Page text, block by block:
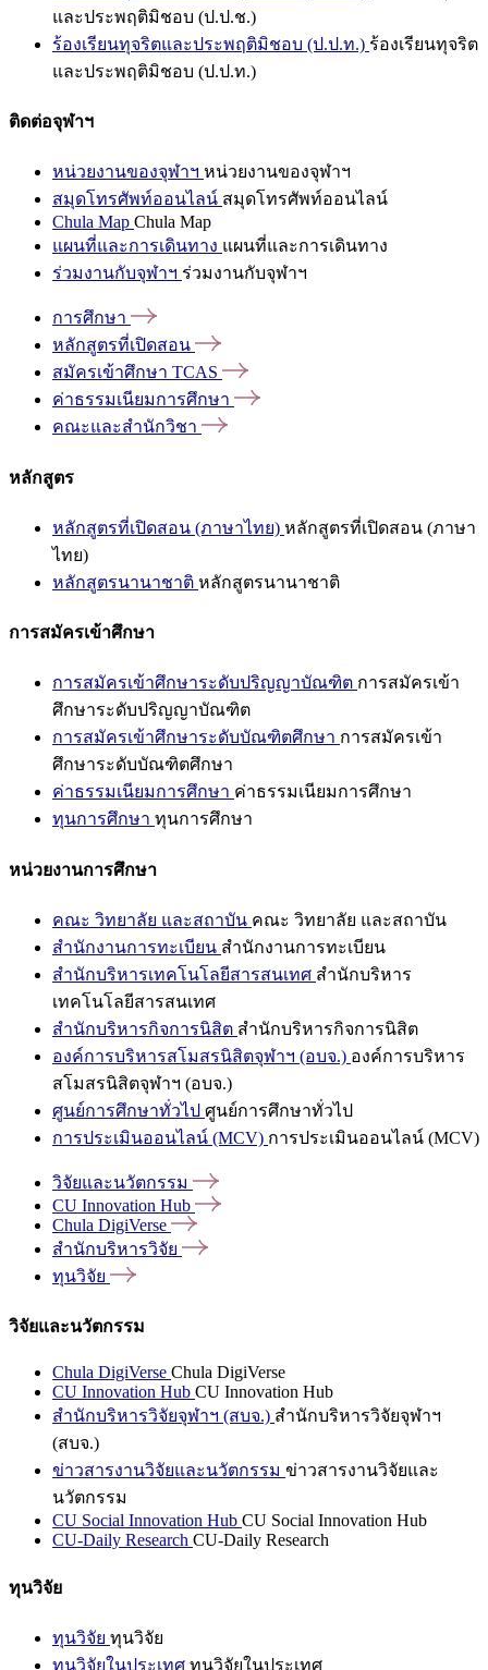
และประพฤติมิชอบ (ป.ป.ช.)
ร้องเรียนทุจริตและประพฤติมิชอบ (ป.ป.ท.) ร้องเรียนทุจริต
และประพฤติมิชอบ (ป.ป.ท.)
ติดต่อจุฬาฯ
หน่วยงานของจุฬาฯ หน่วยงานของจุฬาฯ
สมุดโทรศัพท์ออนไลน์ สมุดโทรศัพท์ออนไลน์
Chula Map Chula Map
แผนที่และการเดินทาง แผนที่และการเดินทาง
ร่วมงานกับจุฬาฯ ร่วมงานกับจุฬาฯ
การศึกษา
หลักสูตรที่เปิดสอน
สมัครเข้าศึกษา TCAS
ค่าธรรมเนียมการศึกษา
คณะและสำนักวิชา
หลักสูตร
หลักสูตรที่เปิดสอน (ภาษาไทย) หลักสูตรที่เปิดสอน (ภาษา
ไทย)
หลักสูตรนานาชาติ หลักสูตรนานาชาติ
การสมัครเข้าศึกษา
การสมัครเข้าศึกษาระดับปริญญาบัณฑิต การสมัครเข้า
ศึกษาระดับปริญญาบัณฑิต
การสมัครเข้าศึกษาระดับบัณฑิตศึกษา การสมัครเข้า
ศึกษาระดับบัณฑิตศึกษา
ค่าธรรมเนียมการศึกษา ค่าธรรมเนียมการศึกษา
ทุนการศึกษา ทุนการศึกษา
หน่วยงานการศึกษา
คณะ วิทยาลัย และสถาบัน คณะ วิทยาลัย และสถาบัน
สำนักงานการทะเบียน สำนักงานการทะเบียน
สำนักบริหารเทคโนโลยีสารสนเทศ สำนักบริหาร
เทคโนโลยีสารสนเทศ
สำนักบริหารกิจการนิสิต สำนักบริหารกิจการนิสิต
องค์การบริหารสโมสรนิสิตจุฬาฯ (อบจ.) องค์การบริหาร
สโมสรนิสิตจุฬาฯ (อบจ.)
ศูนย์การศึกษาทั่วไป ศูนย์การศึกษาทั่วไป
การประเมินออนไลน์ (MCV) การประเมินออนไลน์ (MCV)
วิจัยและนวัตกรรม
CU Innovation Hub
Chula DigiVerse
สำนักบริหารวิจัย
ทุนวิจัย
วิจัยและนวัตกรรม
Chula DigiVerse Chula DigiVerse
CU Innovation Hub CU Innovation Hub
สำนักบริหารวิจัยจุฬาฯ (สบจ.) สำนักบริหารวิจัยจุฬาฯ
(สบจ.)
ข่าวสารงานวิจัยและนวัตกรรม ข่าวสารงานวิจัยและ
นวัตกรรม
CU Social Innovation Hub CU Social Innovation Hub
CU-Daily Research CU-Daily Research
ทุนวิจัย
ทุนวิจัย ทุนวิจัย
ทุนวิจัยในประเทศ ทุนวิจัยในประเทศ